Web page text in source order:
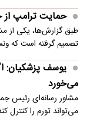
حمایت ترامپ از
طبق گزارش‌ها، یکی از
تصمیم گرفته است که
یوسف پزشکیان:
می‌خورد
مشاور رسانه‌ای رئیس
می‌تواند تورم را کنترل